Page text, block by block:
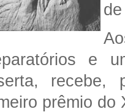
e
recebe,
prêmio do